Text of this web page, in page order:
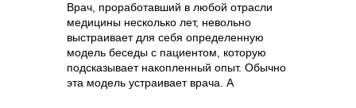
Врач, проработавший в любой отрасли
медицины несколько лет, невольно
выстраивает для себя определенную
модель беседы с пациентом, которую
подсказывает накопленный опыт. Обычно
эта модель устраивает врача. А